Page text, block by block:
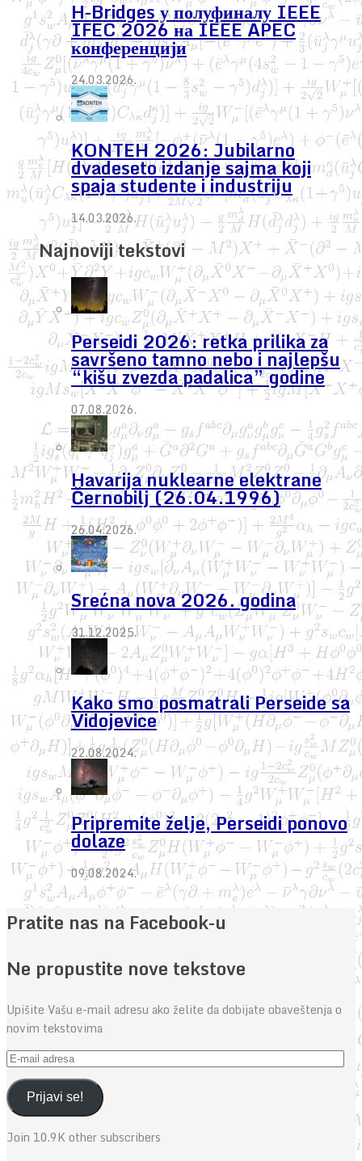
H-Bridges у полуфиналу IEEE
IFEC 2026 на IEEE APEC
конференцији
24.03.2026.
KONTEH 2026: Jubilarno
dvadeseto izdanje sajma koji
spaja studente i industriju
14.03.2026.
Najnoviji tekstovi
Perseidi 2026: retka prilika za
savršeno tamno nebo i najlepšu
“kišu zvezda padalica” godine
07.08.2026.
Havarija nuklearne elektrane
Černobilj (26.04.1996)
26.04.2026.
Srećna nova 2026. godina
31.12.2025.
Kako smo posmatrali Perseide sa
Vidojevice
22.08.2024.
Pripremite želje, Perseidi ponovo
dolaze
09.08.2024.
Pratite nas na Facebook-u
Ne propustite nove tekstove
Upišite Vašu e-mail adresu ako želite da dobijate obaveštenja o
novim tekstovima
E-
mail
adresaPrijavi se!
Join 10.9K other subscribers